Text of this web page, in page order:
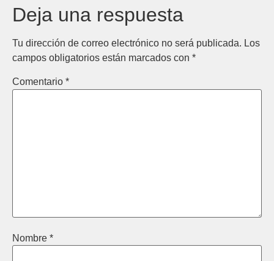
Deja una respuesta
Tu dirección de correo electrónico no será publicada. Los
campos obligatorios están marcados con *
Comentario *
Nombre *